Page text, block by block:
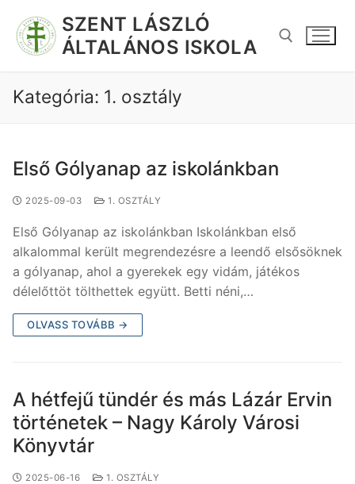
SZENT LÁSZLÓ
ÁLTALÁNOS ISKOLA
Kategória: 1. osztály
Első Gólyanap az iskolánkban
2025-09-03 1. OSZTÁLY
Első Gólyanap az iskolánkban Iskolánkban első
alkalommal került megrendezésre a leendő elsősöknek
a gólyanap, ahol a gyerekek egy vidám, játékos
délelőttöt tölthettek együtt. Betti néni,…
OLVASS TOVÁBB →
A hétfejű tündér és más Lázár Ervin
történetek – Nagy Károly Városi
Könyvtár
2025-06-16 1. OSZTÁLY